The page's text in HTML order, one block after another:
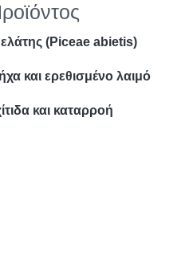
(Piceae abietis)
και ερεθισμένο λαιμό
και καταρροή